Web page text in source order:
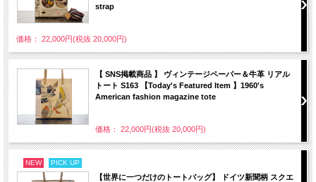
strap
価格： 22,000円(税抜 20,000円)
【 SNS掲載商品 】 ヴィンテージペーパー＆牛革 リアル
トート S163 【Today's Featured Item 】1960's
American fashion magazine tote
価格： 22,000円(税抜 20,000円)
NEW PICK UP
【世界に一つだけのトートバッグ】 ドイツ新聞柄 スクエ